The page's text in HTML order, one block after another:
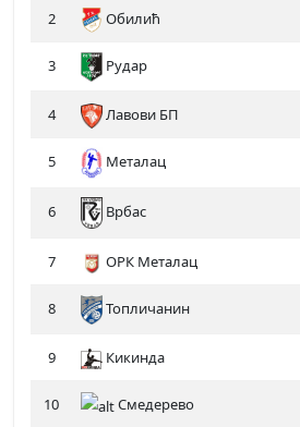
2 Обилић
3 Рудар
4 Лавови БП
5 Металац
6 Врбас
7 ОРК Металац
8 Топличанин
9 Кикинда
10 Смедерево